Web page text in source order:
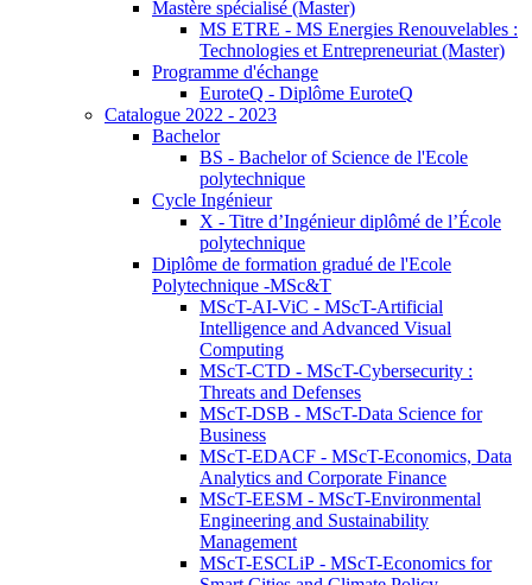
Mastère spécialisé (Master)
MS ETRE - MS Energies Renouvelables :
Technologies et Entrepreneuriat (Master)
Programme d'échange
EuroteQ - Diplôme EuroteQ
Catalogue 2022 - 2023
Bachelor
BS - Bachelor of Science de l'Ecole
polytechnique
Cycle Ingénieur
X - Titre d’Ingénieur diplômé de l’École
polytechnique
Diplôme de formation gradué de l'Ecole
Polytechnique -MSc&T
MScT-AI-ViC - MScT-Artificial
Intelligence and Advanced Visual
Computing
MScT-CTD - MScT-Cybersecurity :
Threats and Defenses
MScT-DSB - MScT-Data Science for
Business
MScT-EDACF - MScT-Economics, Data
Analytics and Corporate Finance
MScT-EESM - MScT-Environmental
Engineering and Sustainability
Management
MScT-ESCLiP - MScT-Economics for